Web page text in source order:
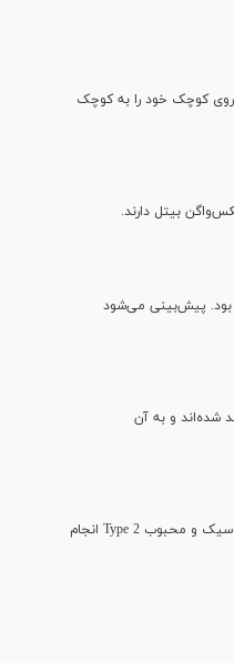
کوچک خود را به کوچک
بیتل دارند.
بود. پیش‌بینی می‌شود
شده‌اند و به آن
فولکس واگن نیز اکنون آماده پیوستن به انقلاب خودروهای الکترونیکی است و این کار را با به روز رسانی مدل کلاسیک و محبوب Type 2 انجام